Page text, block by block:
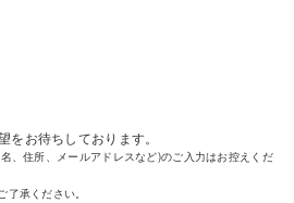
をお待ちしております。
、住所、メールアドレスなど)のご入力はお控えくだ
承ください。